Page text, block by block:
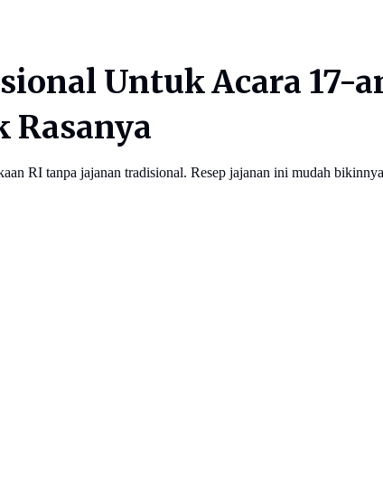
Untuk Acara 17-
Rasanya
RI tanpa jajanan tradisional. Resep jajanan ini mudah